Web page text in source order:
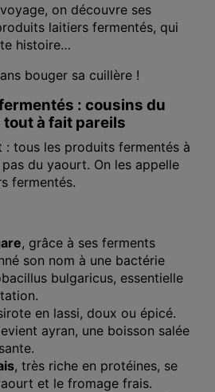
on découvre ses
laitiers fermentés, qui
histoire…
bouger sa cuillère !
: cousins du
à fait pareils
: tous les produits fermentés à
du yaourt. On les appelle
fermentés.
, grâce à ses ferments
son nom à une bactérie
bulgaricus, essentielle
en lassi, doux ou épicé.
ayran, une boisson salée
, très riche en protéines, se
et le fromage frais.